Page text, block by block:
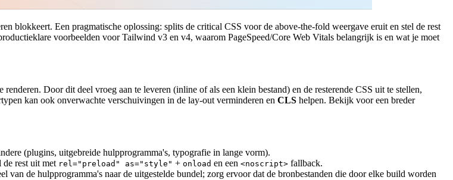
blokkeert. Een pragmatische oplossing: splits de critical CSS voor de above-the-fold weergave eruit en stel de rest
voorbeelden voor Tailwind v3 en v4, waarom PageSpeed/Core Web Vitals belangrijk is en wat je moet
Door dit deel vroeg aan te leveren (inline of als een klein bestand) en de resterende CSS uit te stellen,
kan ook onverwachte verschuivingen in de lay-out verminderen en CLS helpen. Bekijk voor een breder
(plugins, uitgebreide hulpprogramma's, typografie in lange vorm).
rest uit met rel="preload" as="style" + onload en een <noscript> fallback.
van de hulpprogramma's naar de uitgestelde bundel; zorg ervoor dat de bronbestanden die door elke build worden